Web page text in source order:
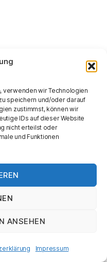
verwenden wir Technologien
speichern und/oder darauf
zustimmst, können wir
IDs auf dieser Website
nicht erteilst oder
und Funktionen
ANSEHEN
Impressum